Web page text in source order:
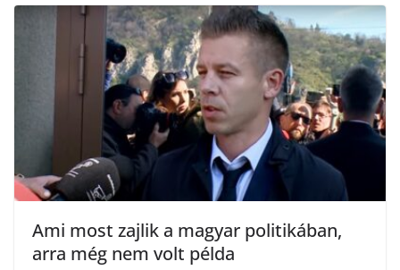
Ami most zajlik a magyar politikában,
arra még nem volt példa